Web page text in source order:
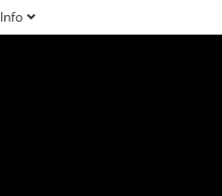
Info